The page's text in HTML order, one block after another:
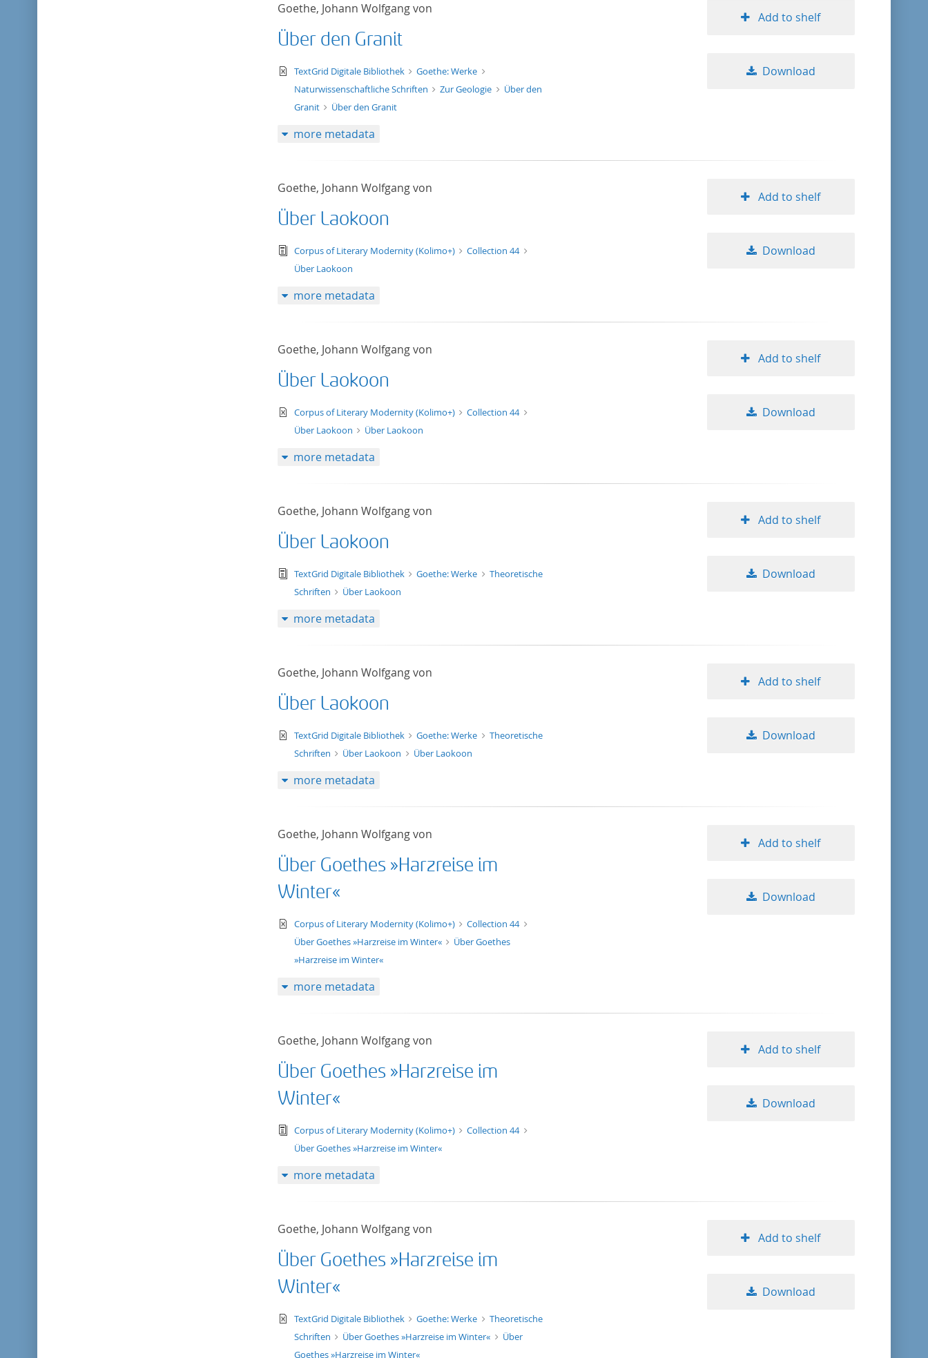
Goethe, Johann Wolfgang von
Über den Granit
text/xml
TextGrid Digitale Bibliothek
Goethe: Werke
Naturwissenschaftliche Schriften
Zur Geologie
Über den
Granit
Über den Granit
Add to shelf
Download
more metadata
Goethe, Johann Wolfgang von
Über Laokoon
text/tg.edition+tg.aggregation+xml
Corpus of Literary Modernity (Kolimo+)
Collection 44
Über Laokoon
Add to shelf
Download
more metadata
Goethe, Johann Wolfgang von
Über Laokoon
text/xml
Corpus of Literary Modernity (Kolimo+)
Collection 44
Über Laokoon
Über Laokoon
Add to shelf
Download
more metadata
Goethe, Johann Wolfgang von
Über Laokoon
text/tg.edition+tg.aggregation+xml
TextGrid Digitale Bibliothek Goethe: Werke
Theoretische
Schriften
Über Laokoon
Add to shelf
Download
more metadata
Goethe, Johann Wolfgang von
Über Laokoon
text/xml
TextGrid Digitale Bibliothek Goethe: Werke
Theoretische
Schriften
Über Laokoon Über Laokoon
Add to shelf
Download
more metadata
Goethe, Johann Wolfgang von
Über Goethes »Harzreise im
Winter«
text/xml
Corpus of Literary Modernity (Kolimo+)
Collection 44
Über Goethes »Harzreise im Winter«
Über Goethes
»Harzreise im Winter«
Add to shelf
Download
more metadata
Goethe, Johann Wolfgang von
Über Goethes »Harzreise im
Winter«
text/tg.edition+tg.aggregation+xml
Corpus of Literary Modernity (Kolimo+)
Collection 44
Über Goethes »Harzreise im Winter«
Add to shelf
Download
more metadata
Goethe, Johann Wolfgang von
Über Goethes »Harzreise im
Winter«
text/xml
TextGrid Digitale Bibliothek Goethe: Werke
Theoretische
Schriften
Über Goethes »Harzreise im Winter«
Über
Goethes »Harzreise im Winter«
Add to shelf
Download